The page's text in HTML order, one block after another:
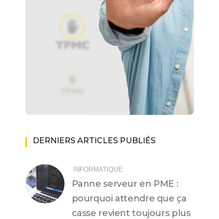
DERNIERS ARTICLES PUBLIÉS
INFORMATIQUE
Panne serveur en PME :
pourquoi attendre que ça
casse revient toujours plus